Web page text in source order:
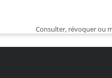
Consulter, révoquer ou